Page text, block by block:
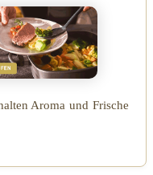
Aroma und Frische